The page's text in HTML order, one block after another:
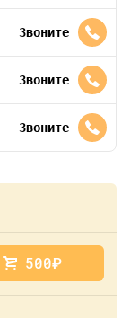
Звоните
Звоните
Звоните
500руб.